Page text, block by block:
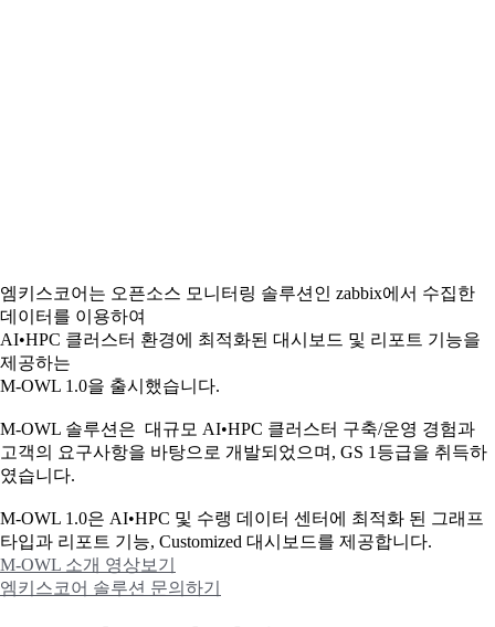
엠키스코어는 오픈소스 모니터링 솔루션인 zabbix에서 수집한
데이터를 이용하여
AI•HPC 클러스터 환경에 최적화된 대시보드 및 리포트 기능을
제공하는
M-OWL 1.0을 출시했습니다.
M-OWL 솔루션은 대규모 AI•HPC 클러스터 구축/운영 경험과
고객의 요구사항을 바탕으로 개발되었으며, GS 1등급을 취득하
였습니다.
M-OWL 1.0은 AI•HPC 및 수랭 데이터 센터에 최적화 된 그래프
타입과 리포트 기능, Customized 대시보드를 제공합니다.
M-OWL 소개 영상보기
엠키스코어 솔루션 문의하기